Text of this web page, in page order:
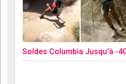
Soldes Columbia Jusqu'à -